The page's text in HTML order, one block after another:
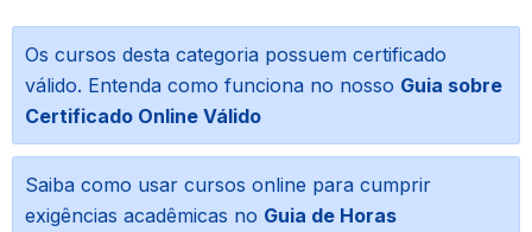
Os cursos desta categoria possuem certificado
válido. Entenda como funciona no nosso Guia sobre
Certificado Online Válido
Saiba como usar cursos online para cumprir
exigências acadêmicas no Guia de Horas